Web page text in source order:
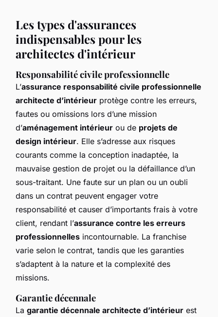
Les types d'assurances
indispensables pour les
architectes d'intérieur
Responsabilité civile professionnelle
L’assurance responsabilité civile professionnelle
architecte d’intérieur protège contre les erreurs,
fautes ou omissions lors d’une mission
d’aménagement intérieur ou de projets de
design intérieur. Elle s’adresse aux risques
courants comme la conception inadaptée, la
mauvaise gestion de projet ou la défaillance d’un
sous-traitant. Une faute sur un plan ou un oubli
dans un contrat peuvent engager votre
responsabilité et causer d’importants frais à votre
client, rendant l’assurance contre les erreurs
professionnelles incontournable. La franchise
varie selon le contrat, tandis que les garanties
s’adaptent à la nature et la complexité des
missions.
Garantie décennale
La garantie décennale architecte d’intérieur est